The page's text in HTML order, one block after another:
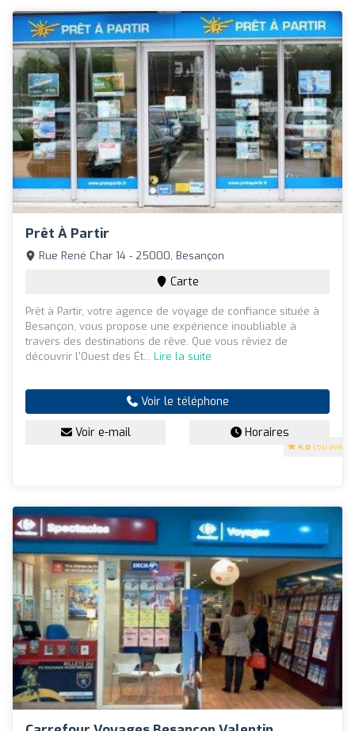
Prêt À Partir
4.8 (50 avis)
Rue René Char 14 - 25000, Besançon
Carte
Prêt à Partir, votre agence de voyage de confiance située à
Besançon, vous propose une expérience inoubliable à
travers des destinations de rêve. Que vous rêviez de
découvrir l'Ouest des Ét... Lire la suite
Voir le téléphone
Voir e-mail Horaires